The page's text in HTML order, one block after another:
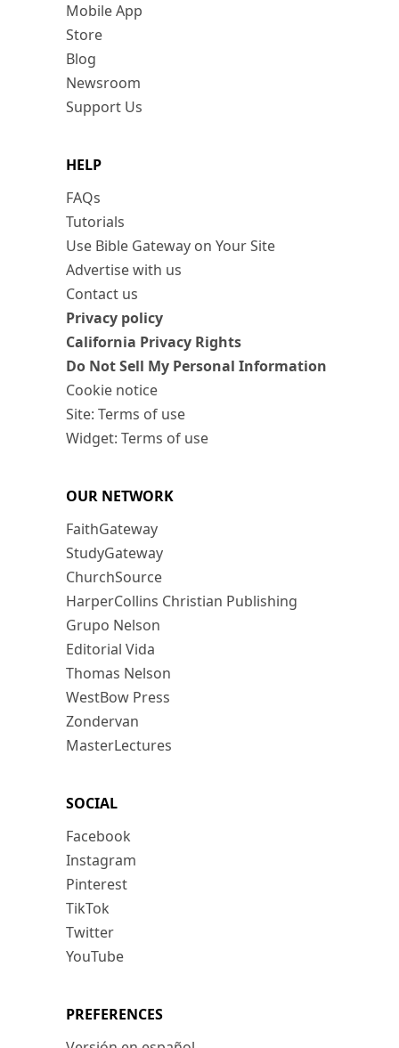
Mobile App
Store
Blog
Newsroom
Support Us
HELP
FAQs
Tutorials
Use Bible Gateway on Your Site
Advertise with us
Contact us
Privacy policy
California Privacy Rights
Do Not Sell My Personal Information
Cookie notice
Site: Terms of use
Widget: Terms of use
OUR NETWORK
FaithGateway
StudyGateway
ChurchSource
HarperCollins Christian Publishing
Grupo Nelson
Editorial Vida
Thomas Nelson
WestBow Press
Zondervan
MasterLectures
SOCIAL
Facebook
Instagram
Pinterest
TikTok
Twitter
YouTube
PREFERENCES